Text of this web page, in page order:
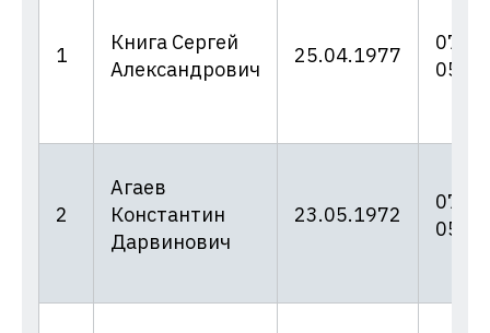
1
Книга Сергей
Александрович
25.04.1977
07/
2
Агаев
Константин
Дарвинович
23.05.1972
07/